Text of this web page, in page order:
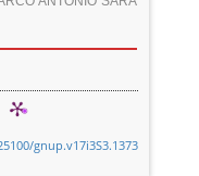
gnup.v17i3S3.1373